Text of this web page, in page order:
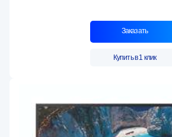
Заказать
Купить в 1 клик